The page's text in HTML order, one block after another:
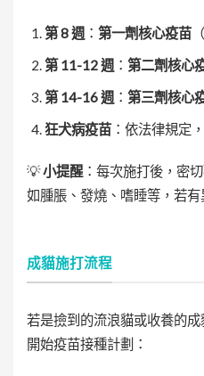
第 8 週 ：第一劑核心疫苗
第 11-12 週 ：第二劑核心
第 14-16 週 ：第三劑核心
狂犬病疫苗 ：依法律規定
💡小提醒 ：每次施打後，密
如腫脹、發燒、嗜睡等，若有
成貓施打流程
若是撿到的流浪貓或收養的
開始疫苗接種計劃：